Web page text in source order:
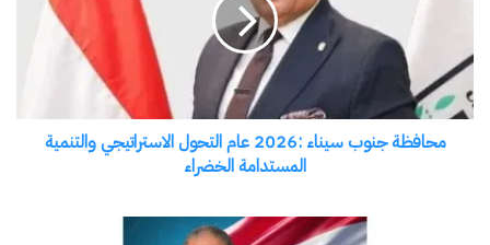
التعمير):
1. بدأنا مشروع توسعة وإعادة إنشاء طريق مدخل
مليون جنيه (بتمويل من جهاز التعمير)، ويجري حاليًا
إعداد الدراسات التصميمية له.
وبتكلفة 156 مليون جنيه، لخدمة التجمعات السكانية